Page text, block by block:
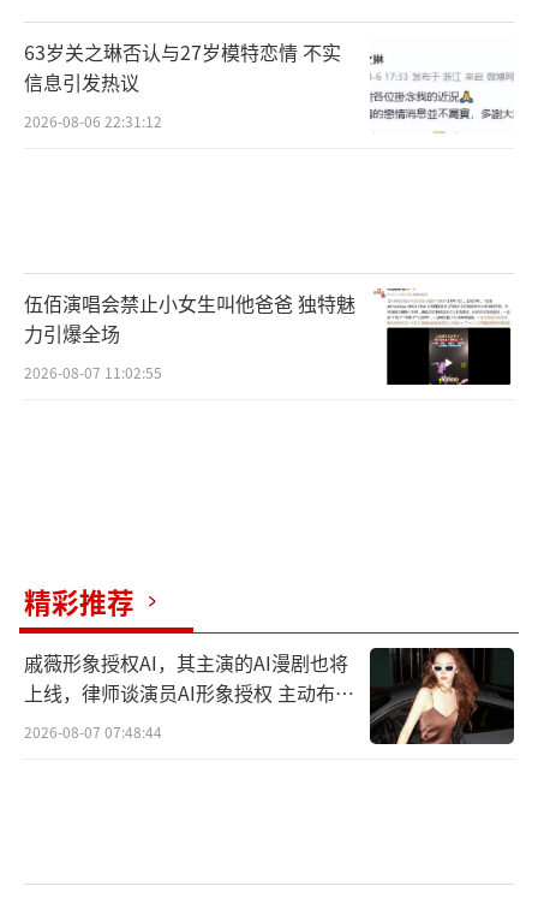
63岁关之琳否认与27岁模特恋情 不实
信息引发热议
2026-08-06 22:31:12
伍佰演唱会禁止小女生叫他爸爸 独特魅
力引爆全场
2026-08-07 11:02:55
精彩推荐
戚薇形象授权AI，其主演的AI漫剧也将
上线，律师谈演员AI形象授权 主动布局
数字资产
2026-08-07 07:48:44